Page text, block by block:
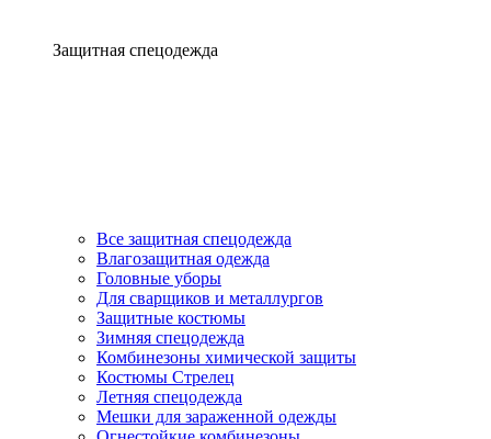
Защитная спецодежда
Все защитная спецодежда
Влагозащитная одежда
Головные уборы
Для сварщиков и металлургов
Защитные костюмы
Зимняя спецодежда
Комбинезоны химической защиты
Костюмы Стрелец
Летняя спецодежда
Мешки для зараженной одежды